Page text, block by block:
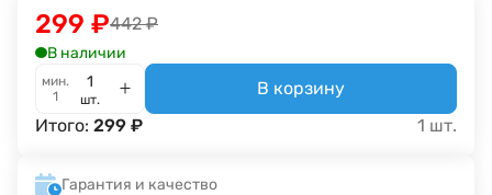
442 ₽
299 ₽
В наличии
мин.
1
шт.
В корзину
Итого: 299 ₽ 1 шт.
Гарантия и качество